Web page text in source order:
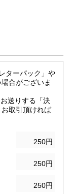
ターパック」や
合がございま
送りする「決
取引頂ければ
250円
250円
250円